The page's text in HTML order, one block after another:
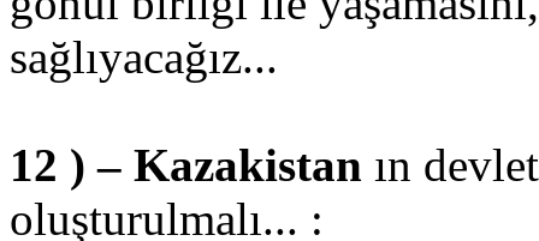
sağlıyacağız...
12 ) – Kazakistan ın
oluşturulmalı... :